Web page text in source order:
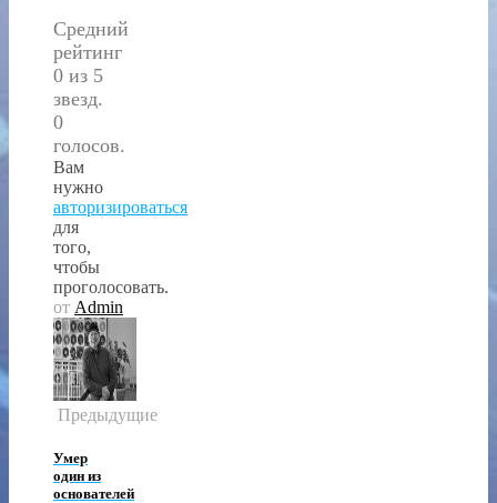
Средний
рейтинг
0 из 5
звезд.
0
голосов.
Вам
нужно
авторизироваться
для
того,
чтобы
проголосовать.
от Admin
Предыдущие
Умер
один из
основателей